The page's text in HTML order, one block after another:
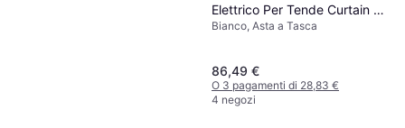
Elettrico Per Tende Curtain U
Rail 3
Bianco, Asta a Tasca
86,49 €
O 3 pagamenti di 28,83 €
4 negozi